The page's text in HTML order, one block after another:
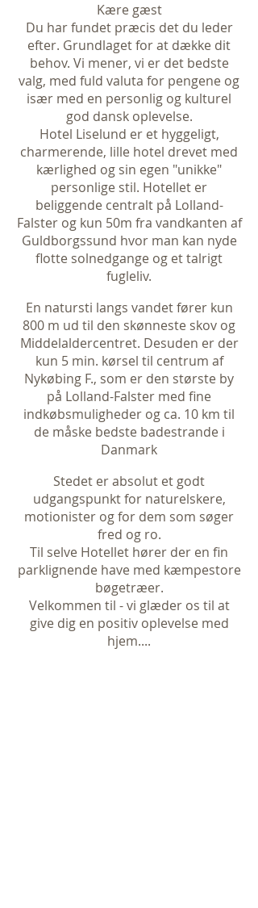
Kære gæst
Du har fundet præcis det du leder
efter. Grundlaget for at dække dit
behov. Vi mener, vi er det bedste
valg, med fuld valuta for pengene og
især med en personlig og kulturel
god dansk oplevelse.
Hotel Liselund er et hyggeligt,
charmerende, lille hotel drevet med
kærlighed og sin egen "unikke"
personlige stil. Hotellet er
beliggende centralt på Lolland-
Falster og kun 50m fra vandkanten af
Guldborgssund hvor man kan nyde
flotte solnedgange og et talrigt
fugleliv.
En natursti langs vandet fører kun
800 m ud til den skønneste skov og
Middelaldercentret. Desuden er der
kun 5 min. kørsel til centrum af
Nykøbing F., som er den største by
på Lolland-Falster med fine
indkøbsmuligheder og ca. 10 km til
de måske bedste badestrande i
Danmark
Stedet er absolut et godt
udgangspunkt for naturelskere,
motionister og for dem som søger
fred og ro.
Til selve Hotellet hører der en fin
parklignende have med kæmpestore
bøgetræer.
Velkommen til - vi glæder os til at
give dig en positiv oplevelse med
hjem....